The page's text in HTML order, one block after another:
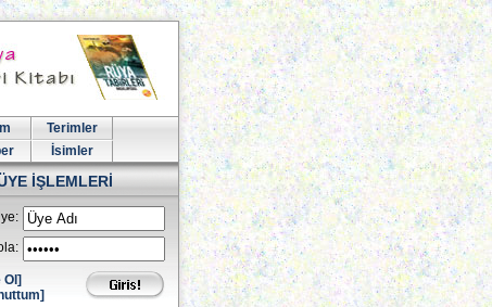
Terimler
İsimler
İŞLEMLERİ
Ol]